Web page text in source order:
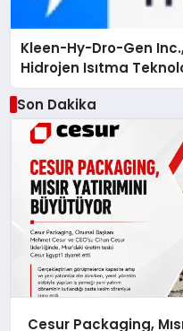
Kleen-Hy-Dro-Gen
Hidrojen Isıtma
Düzenleyici Onaylarını
Son Dakika
Cesur Packaging,